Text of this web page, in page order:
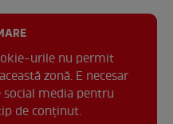
urile nu permit
zonă. E necesar
media pentru
de conținut.